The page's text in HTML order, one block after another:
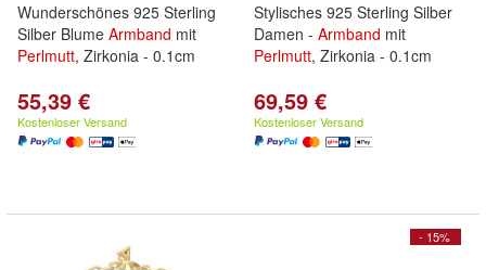
Wunderschönes 925 Sterling
Silber Blume Armband mit
Perlmutt, Zirkonia - 0.1cm
55,39 €
Kostenloser Versand
Stylisches 925 Sterling Silber
Damen - Armband mit
Perlmutt, Zirkonia - 0.1cm
69,59 €
Kostenloser Versand
- 15%